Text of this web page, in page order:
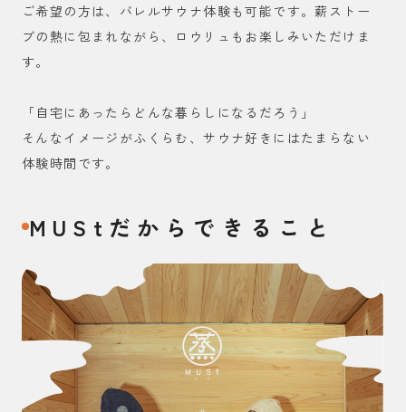
ご希望の方は、バレルサウナ体験も可能です。薪ストー
ブの熱に包まれながら、ロウリュもお楽しみいただけま
す。
「自宅にあったらどんな暮らしになるだろう」
そんなイメージがふくらむ、サウナ好きにはたまらない
体験時間です。
MUStだからできること